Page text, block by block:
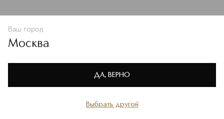
Политике конфиденциальности
В КОРЗИНУ
Избранное
Ваш город
Москва
Выбрать другой
ДА, ВЕРНО